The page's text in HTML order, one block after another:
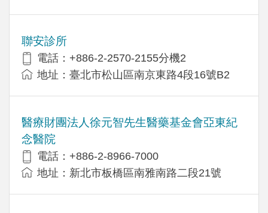
聯安診所
電話：+886-2-2570-2155分機2
地址：臺北市松山區南京東路4段16號B2
醫療財團法人徐元智先生醫藥基金會亞東紀
念醫院
電話：+886-2-8966-7000
地址：新北市板橋區南雅南路二段21號